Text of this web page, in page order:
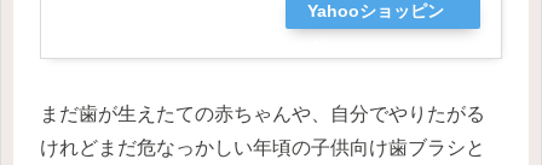
Yahooショッピン
まだ歯が生えたての赤ちゃんや、自分でやりたがる
けれどまだ危なっかしい年頃の子供向け歯ブラシと